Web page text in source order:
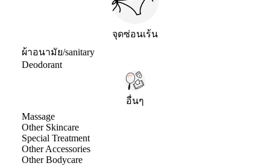
จุดซ่อนเร้น
ผ้าอนามัย/sanitary
Deodorant
อื่นๆ
Massage
Other Skincare
Special Treatment
Other Accessories
Other Bodycare